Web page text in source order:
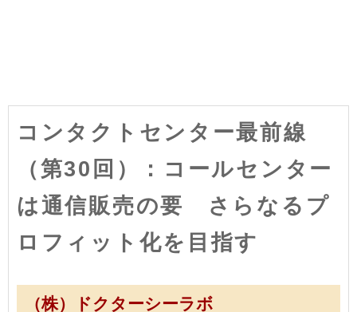
コンタクトセンター最前線
（第30回）：コールセンター
は通信販売の要 さらなるプ
ロフィット化を目指す
（株）ドクターシーラボ